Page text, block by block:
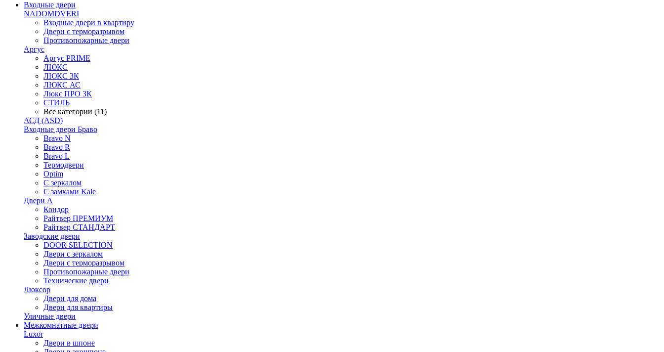
Входные двери
NADOMDVERI
Входные двери в квартиру
Двери с терморазрывом
Противопожарные двери
Аргус
Аргус PRIME
ЛЮКС
ЛЮКС 3К
ЛЮКС АС
Люкс ПРО 3К
СТИЛЬ
Все категории (11)
АСД (ASD)
Входные двери Браво
Bravo N
Bravo R
Bravo L
Термодвери
Optim
С зеркалом
С замками Kale
Двери А
Кондор
Райтвер ПРЕМИУМ
Райтвер СТАНДАРТ
Заводские двери
DOOR SELECTION
Двери с зеркалом
Двери с терморазрывом
Противопожарные двери
Технические двери
Люксор
Двери для дома
Двери для квартиры
Уличные двери
Межкомнатные двери
Luxor
Двери в шпоне